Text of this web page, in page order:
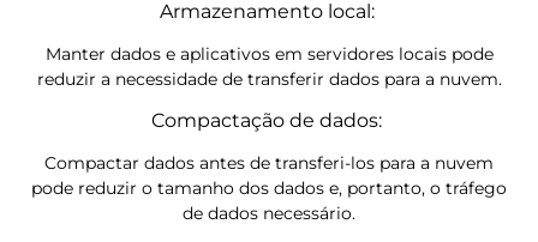
Armazenamento local:
Manter dados e aplicativos em servidores locais pode
reduzir a necessidade de transferir dados para a nuvem.
Compactação de dados:
Compactar dados antes de transferi-los para a nuvem
pode reduzir o tamanho dos dados e, portanto, o tráfego
de dados necessário.